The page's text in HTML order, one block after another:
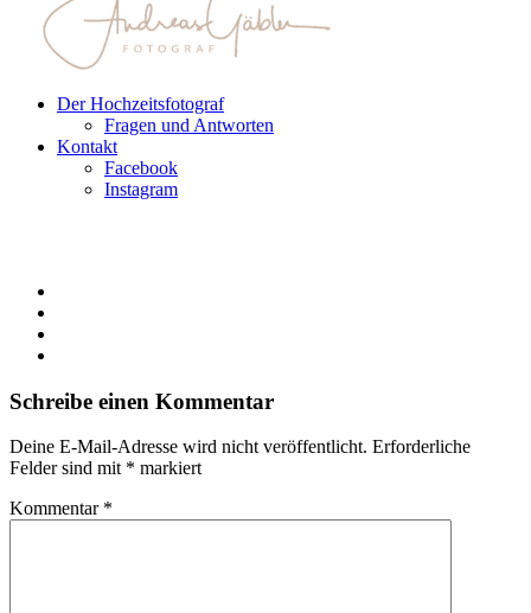
Der Hochzeitsfotograf
Fragen und Antworten
Kontakt
Facebook
Instagram
Schreibe einen Kommentar
Deine E-Mail-Adresse wird nicht veröffentlicht. Erforderliche
Felder sind mit * markiert
Kommentar *